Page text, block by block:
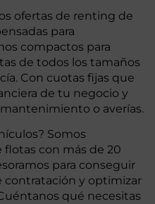
ofertas de renting de
para
compactos para
de todos los tamaños
Con cuotas fijas que
de tu negocio y
o averías.
Somos
con más de 20
para conseguir
contratación y optimizar
qué necesitas